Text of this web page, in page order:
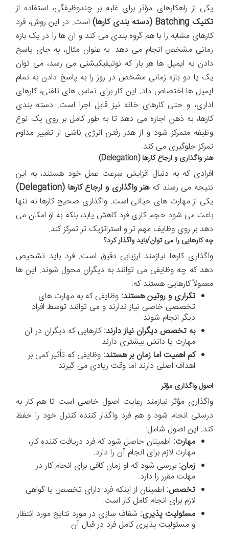
یکی از راهکارهای مؤثر برای غلبه بر چندوظیفگی، استفاده از
تکنیک Batching (دسته بندی کارها)
است. در این روش، فرد
کارهای مشابه را با هم گروه بندی می کند و آن ها را در یک بازه
زمانی مشخص انجام می دهد. به عنوان مثال، به جای پاسخ
دادن به ایمیل ها هر بار که نوتیفیکیشنی می رسد، می توان
یک یا دو بازه زمانی مشخص در روز را به پاسخ دادن به تمام
ایمیل ها اختصاص داد. این کار برای تماس های تلفنی، کارهای
اداری، و حتی کارهای خانه نیز قابل اجرا است. دسته بندی
کارها، به ذهن اجازه می دهد تا به طور کامل بر روی یک نوع
وظیفه متمرکز شود و از هدر رفتن انرژی ناشی از تغییر مداوم
تمرکز جلوگیری می کند.
هنر واگذاری و ارجاع کارها (Delegation)
افرادی که به دنبال افزایش سرعت عمل خود هستند، به این
نتیجه می رسند کههنر واگذاری و ارجاع کارها (Delegation)
یکی از مهارت های حیاتی است. واگذاری صحیح کارها نه تنها
باعث می شود حجم کاری فرد کاهش یابد، بلکه به او امکان می
دهد بر روی وظایف مهم تر و استراتژیک تر تمرکز کند.
چه کارهایی را می توان/باید واگذار کرد؟
واگذاری کارها نیازمند ارزیابی دقیق است. فرد باید تشخیص
دهد که چه وظایفی می توانند به دیگران محول شوند. این ها
معمولاً کارهایی هستند که:
تکراری و روتین هستند: وظایفی که به مهارت های
تخصصی خاصی نیاز ندارند و می توانند توسط افراد
دیگر انجام شوند.
به تخصص دیگران نیاز دارند:کارهایی که دیگران در آن
مهارت یا دانش بیشتری دارند.
کم اهمیت اما زمان بر هستند: وظایفی که تأثیر کمی بر
اهداف اصلی دارند اما وقت زیادی می گیرند.
اصول واگذاری مؤثر
واگذاری مؤثر نیازمند رعایت اصول خاصی است تا هم کار به
درستی انجام شود و هم فرد واگذار کننده کنترل خود را حفظ
کند. این اصول شامل:
مهارت: اطمینان حاصل شود که فرد دریافت کننده کار،
مهارت لازم برای انجام آن را دارد.
زمان: بررسی شود که او زمان کافی برای انجام کار در
مهلت مقرر را دارد.
تخصص: اطمینان از اینکه فرد دارای تخصص یا گواهی
لازم برای انجام کامل کار است.
مسئولیت پذیری: شفاف سازی در مورد نتایج مورد انتظار
و مسئولیت پذیری کامل فرد در قبال آن.